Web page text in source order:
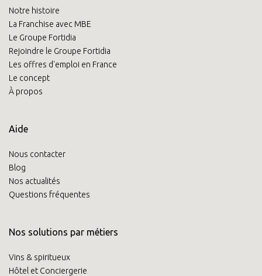
Notre histoire
La Franchise avec MBE
Le Groupe Fortidia
Rejoindre le Groupe Fortidia
Les offres d'emploi en France
Le concept
À propos
Aide
Nous contacter
Blog
Nos actualités
Questions fréquentes
Nos solutions par métiers
Vins & spiritueux
Hôtel et Conciergerie